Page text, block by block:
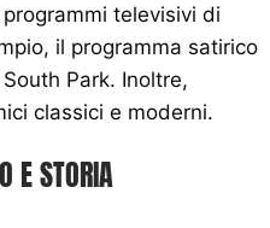
televisivi di
il programma satirico
Park. Inoltre,
classici e moderni.
E STORIA